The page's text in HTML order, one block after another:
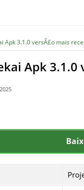
Apk 3.1.0 versÃ£o mais
Apk